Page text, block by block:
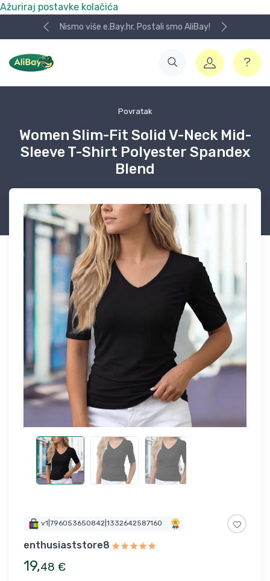
Ažuriraj postavke kolačića
Nismo više e.Bay.hr. Postali smo AliBay!
Povratak
Women Slim-Fit Solid V-Neck Mid-
Sleeve T-Shirt Polyester Spandex
Blend
v1|796053650842|1332642587160
enthusiaststore8
19,48 €